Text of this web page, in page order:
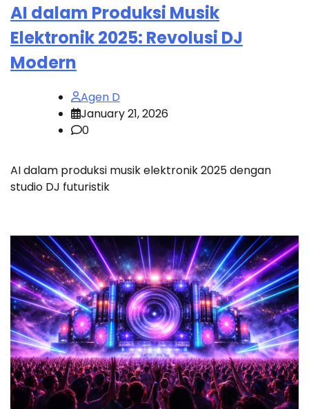
AI dalam Produksi Musik
Elektronik 2025: Revolusi DJ
Modern
Agen D
January 21, 2026
0
AI dalam produksi musik elektronik 2025 dengan
studio DJ futuristik